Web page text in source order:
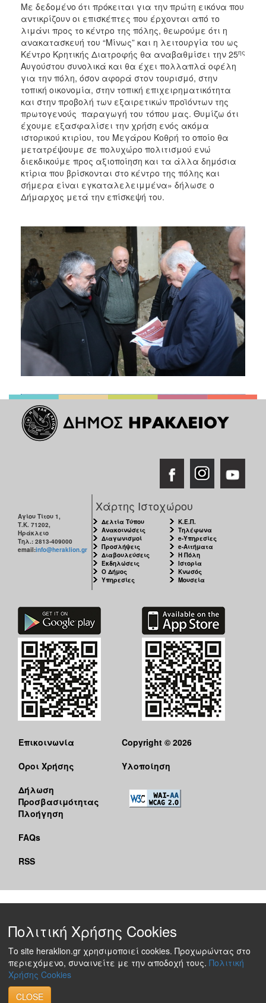
Με δεδομένο ότι πρόκειται για την πρώτη εικόνα που
αντικρίζουν οι επισκέπτες που έρχονται από το
λιμάνι προς το κέντρο της πόλης, θεωρούμε ότι η
ανακατασκευή του “Μίνως” και η λειτουργία του ως
Κέντρο Κρητικής Διατροφής θα αναβαθμίσει την 25ης
Αυγούστου συνολικά και θα έχει πολλαπλά οφέλη
για την πόλη, όσον αφορά στον τουρισμό, στην
τοπική οικονομία, στην τοπική επιχειρηματικότητα
και στην προβολή των εξαιρετικών προϊόντων της
πρωτογενούς παραγωγή του τόπου μας. Θυμίζω ότι
έχουμε εξασφαλίσει την χρήση ενός ακόμα
ιστορικού κτιρίου, του Μεγάρου Κοθρή το οποίο θα
μετατρέψουμε σε πολυχώρο πολιτισμού ενώ
διεκδικούμε προς αξιοποίηση και τα άλλα δημόσια
κτίρια που βρίσκονται στο κέντρο της πόλης και
σήμερα είναι εγκαταλελειμμένα» δήλωσε ο
Δήμαρχος μετά την επίσκεψή του.
Αγίου Τίτου 1,
Τ.Κ. 71202,
Ηράκλειο
Τηλ.: 2813-409000
email:info@heraklion.gr
Χάρτης Ιστοχώρου
Δελτία Τύπου
Ανακοινώσεις
Διαγωνισμοί
Προσλήψεις
Διαβουλεύσεις
Εκδηλώσεις
Ο Δήμος
Υπηρεσίες
Κ.Ε.Π.
Τηλέφωνα
e-Υπηρεσίες
e-Αιτήματα
Η Πόλη
Ιστορία
Κνωσός
Μουσεία
Επικοινωνία
Όροι Χρήσης
Δήλωση
Προσβασιμότητας
Πλοήγηση
FAQs
RSS
Copyright © 2026
Υλοποίηση
Πολιτική Χρήσης Cookies
Το site heraklion.gr χρησιμοποιεί cookies. Προχωρώντας στο
περιεχόμενο, συναινείτε με την αποδοχή τους. Πολιτική
Χρήσης Cookies
CLOSE